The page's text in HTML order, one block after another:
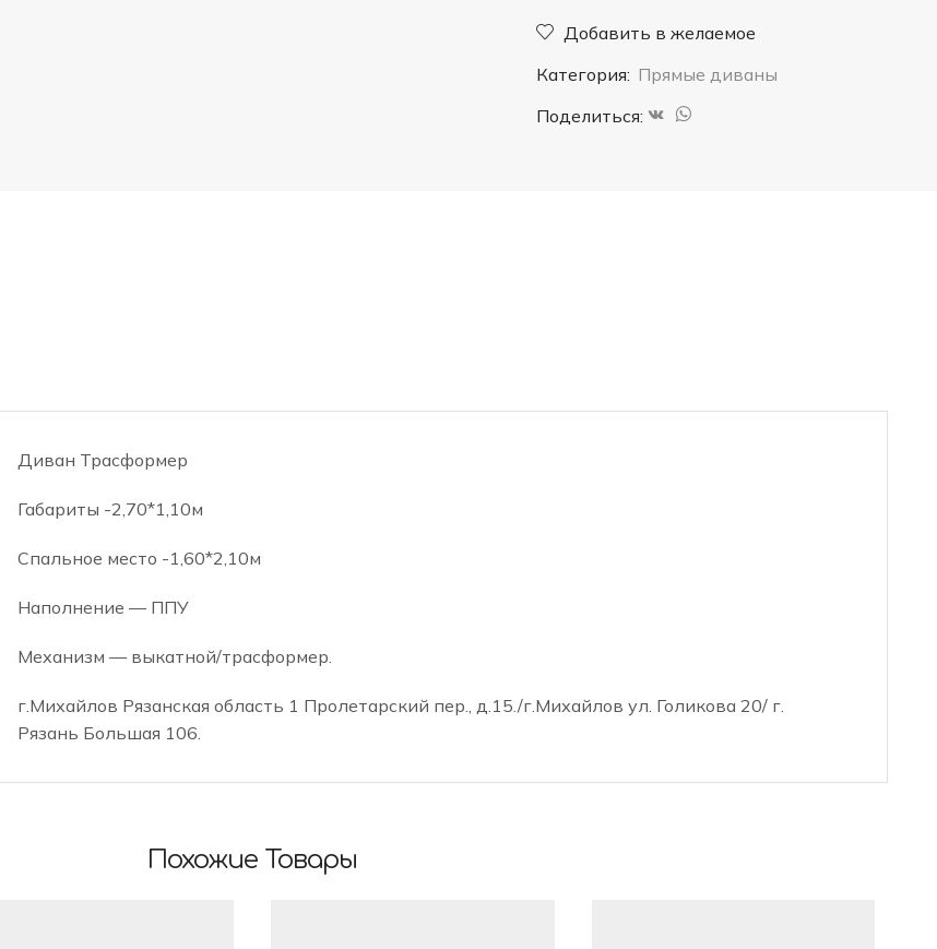
Трасформер
Добавить в желаемое
Категория: Прямые диваны
Поделиться:
Диван Трасформер
Габариты -2,70*1,10м
Спальное место -1,60*2,10м
Наполнение — ППУ
Механизм — выкатной/трасформер.
г.Михайлов Рязанская область 1 Пролетарский пер., д.15./г.Михайлов ул. Голикова 20/ г.
Рязань Большая 106.
Похожие Товары